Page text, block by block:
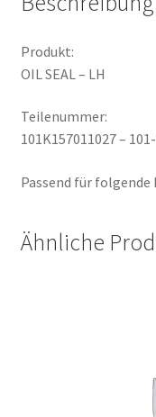
Produkt:
OIL SEAL – LH
Teilenummer:
101K157011027 –
Passend für folgende
Ähnliche